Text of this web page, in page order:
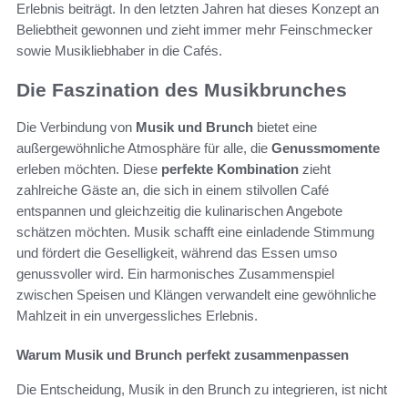
Erlebnis beiträgt. In den letzten Jahren hat dieses Konzept an
Beliebtheit gewonnen und zieht immer mehr Feinschmecker
sowie Musikliebhaber in die Cafés.
Die Faszination des Musikbrunches
Die Verbindung von Musik und Brunch bietet eine
außergewöhnliche Atmosphäre für alle, die Genussmomente
erleben möchten. Diese perfekte Kombination zieht
zahlreiche Gäste an, die sich in einem stilvollen Café
entspannen und gleichzeitig die kulinarischen Angebote
schätzen möchten. Musik schafft eine einladende Stimmung
und fördert die Geselligkeit, während das Essen umso
genussvoller wird. Ein harmonisches Zusammenspiel
zwischen Speisen und Klängen verwandelt eine gewöhnliche
Mahlzeit in ein unvergessliches Erlebnis.
Warum Musik und Brunch perfekt zusammenpassen
Die Entscheidung, Musik in den Brunch zu integrieren, ist nicht